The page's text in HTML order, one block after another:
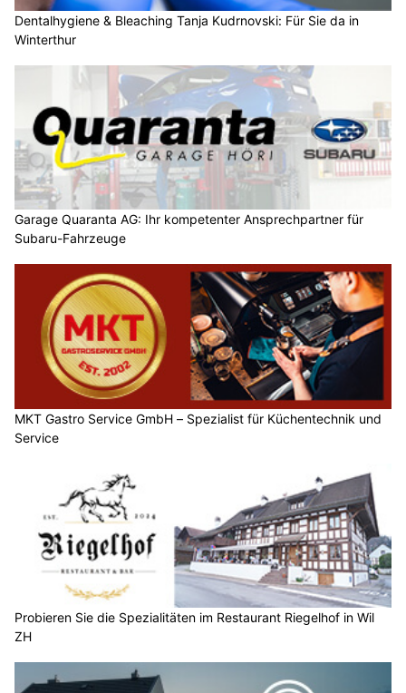
Dentalhygiene & Bleaching Tanja Kudrnovski: Für Sie da in
Winterthur
Garage Quaranta AG: Ihr kompetenter Ansprechpartner für
Subaru-Fahrzeuge
MKT Gastro Service GmbH – Spezialist für Küchentechnik und
Service
Probieren Sie die Spezialitäten im Restaurant Riegelhof in Wil
ZH